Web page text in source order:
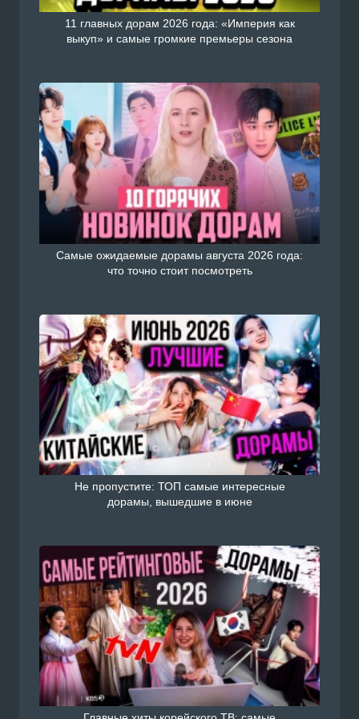
11 главных дорам 2026 года: «Империя как
выкуп» и самые громкие премьеры сезона
Самые ожидаемые дорамы августа 2026 года:
что точно стоит посмотреть
Не пропустите: ТОП самые интересные
дорамы, вышедшие в июне